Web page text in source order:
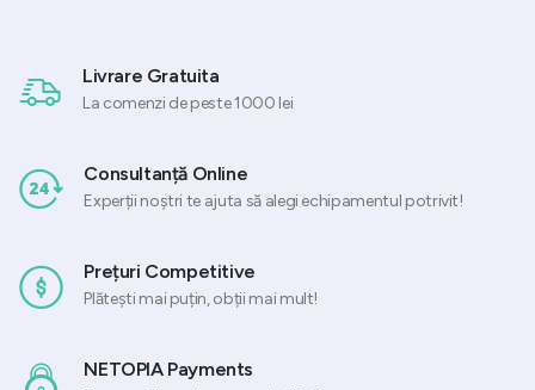
Livrare Gratuita
La comenzi de peste 1000 lei
Consultanță Online
Experții noștri te ajuta să alegi echipamentul potrivit!
Prețuri Competitive
Plătești mai puțin, obții mai mult!
NETOPIA Payments